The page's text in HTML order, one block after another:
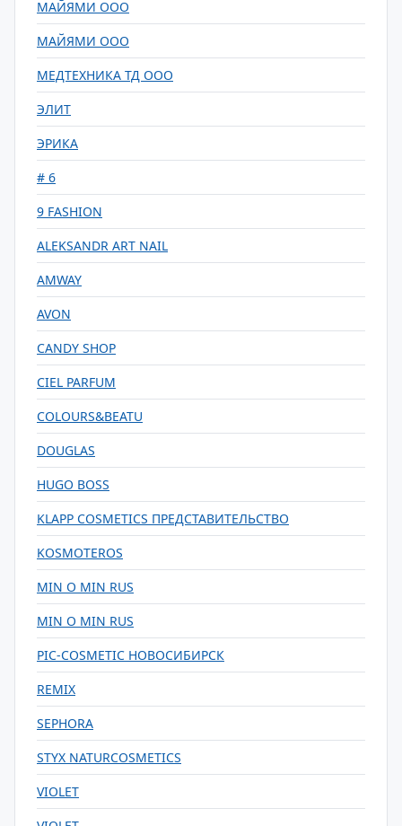
МАЙЯМИ ООО
МАЙЯМИ ООО
МЕДТЕХНИКА ТД ООО
ЭЛИТ
ЭРИКА
# 6
9 FASHION
ALEKSANDR ART NAIL
AMWAY
AVON
CANDY SHOP
CIEL PARFUM
COLOURS&BEATU
DOUGLAS
HUGO BOSS
KLAPP COSMETICS ПРЕДСТАВИТЕЛЬСТВО
KOSMOTEROS
MIN O MIN RUS
MIN O MIN RUS
PIC-COSMETIC НОВОСИБИРСК
REMIX
SEPHORA
STYX NATURCOSMETICS
VIOLET